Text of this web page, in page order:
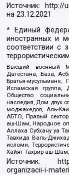
Источник: http://
на23.12.2021
* Единый
иностранных и
соответствии с
Высший военный
Дагестана, База,
Братья-мусульмане,
Исламская группа,
Общество
наследия, Дом двух
моджахедов, Аль-
АБТО, Правый
аш-Шам, Народное
Аллаха Субхану уа
Тавхида Валь-
исломи,
Хайят Тахрир аш-
Источник:
organizacii-i-